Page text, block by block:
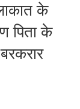
के
पिता के